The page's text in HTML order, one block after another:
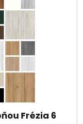
Frézia 6